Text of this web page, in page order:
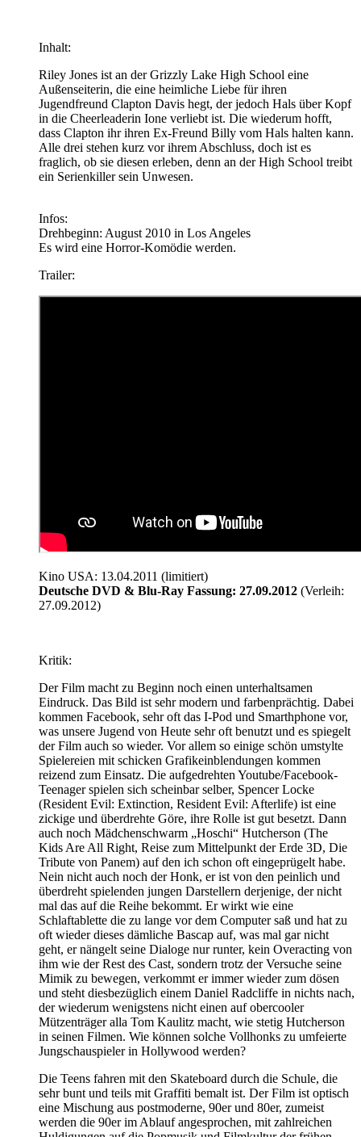
Inhalt:
Riley Jones ist an der Grizzly Lake High School eine
Außenseiterin, die eine heimliche Liebe für ihren
Jugendfreund Clapton Davis hegt, der jedoch Hals über Kopf
in die Cheerleaderin Ione verliebt ist. Die wiederum hofft,
dass Clapton ihr ihren Ex-Freund Billy vom Hals halten kann.
Alle drei stehen kurz vor ihrem Abschluss, doch ist es
fraglich, ob sie diesen erleben, denn an der High School treibt
ein Serienkiller sein Unwesen.
Infos:
Drehbeginn: August 2010 in Los Angeles
Es wird eine Horror-Komödie werden.
Trailer:
Kino USA: 13.04.2011 (limitiert)
Deutsche DVD & Blu-Ray Fassung: 27.09.2012 (Verleih:
27.09.2012)
Kritik:
Der Film macht zu Beginn noch einen unterhaltsamen
Eindruck. Das Bild ist sehr modern und farbenprächtig. Dabei
kommen Facebook, sehr oft das I-Pod und Smarthphone vor,
was unsere Jugend von Heute sehr oft benutzt und es spiegelt
der Film auch so wieder. Vor allem so einige schön umstylte
Spielereien mit schicken Grafikeinblendungen kommen
reizend zum Einsatz. Die aufgedrehten Youtube/Facebook-
Teenager spielen sich scheinbar selber, Spencer Locke
(Resident Evil: Extinction, Resident Evil: Afterlife) ist eine
zickige und überdrehte Göre, ihre Rolle ist gut besetzt. Dann
auch noch Mädchenschwarm „Hoschi“ Hutcherson (The
Kids Are All Right, Reise zum Mittelpunkt der Erde 3D, Die
Tribute von Panem) auf den ich schon oft eingeprügelt habe.
Nein nicht auch noch der Honk, er ist von den peinlich und
überdreht spielenden jungen Darstellern derjenige, der nicht
mal das auf die Reihe bekommt. Er wirkt wie eine
Schlaftablette die zu lange vor dem Computer saß und hat zu
oft wieder dieses dämliche Bascap auf, was mal gar nicht
geht, er nängelt seine Dialoge nur runter, kein Overacting von
ihm wie der Rest des Cast, sondern trotz der Versuche seine
Mimik zu bewegen, verkommt er immer wieder zum dösen
und steht diesbezüglich einem Daniel Radcliffe in nichts nach,
der wiederum wenigstens nicht einen auf obercooler
Mützenträger alla Tom Kaulitz macht, wie stetig Hutcherson
in seinen Filmen. Wie können solche Vollhonks zu umfeierte
Jungschauspieler in Hollywood werden?
Die Teens fahren mit den Skateboard durch die Schule, die
sehr bunt und teils mit Graffiti bemalt ist. Der Film ist optisch
eine Mischung aus postmoderne, 90er und 80er, zumeist
werden die 90er im Ablauf angesprochen, mit zahlreichen